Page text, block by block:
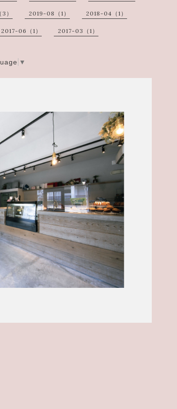
） 2019-08（1） 2018-04（1）
2017-06（1） 2017-03（1）
▼